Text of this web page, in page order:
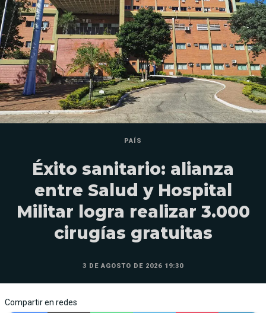
PAÍS
Éxito sanitario: alianza
entre Salud y Hospital
Militar logra realizar 3.000
cirugías gratuitas
3 DE AGOSTO DE 2026 19:30
Compartir en redes